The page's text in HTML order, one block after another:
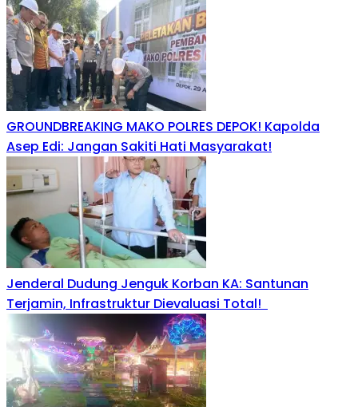
GROUNDBREAKING MAKO POLRES DEPOK! Kapolda
Asep Edi: Jangan Sakiti Hati Masyarakat!
Jenderal Dudung Jenguk Korban KA: Santunan
Terjamin, Infrastruktur Dievaluasi Total!